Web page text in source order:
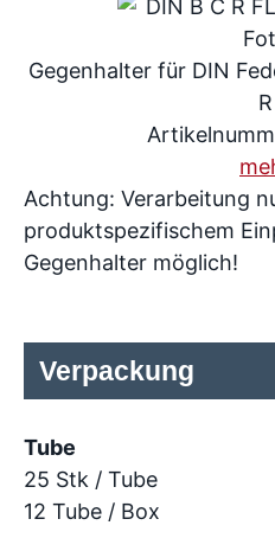
Gegenhalter für DIN
R
Achtung: Verarbeitung
produktspezifischem
Gegenhalter möglich!
Verpackung
Tube
25 Stk / Tube
12 Tube / Box